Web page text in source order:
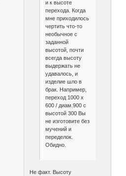
и к высоте
перехода. Когда
мне приходилось
чертить что-то
необычное с
заданной
высотой, почти
всегда высоту
выдержать не
удавалось, и
изделие шло в
брак. Например,
переход 1000 х
600 / диам.900 с
высотой 300 Вы
не изготовите без
мучений и
переделок.
Обидно.
Не факт. Высоту